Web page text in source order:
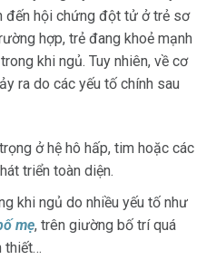
đến hội chứng đột tử ở trẻ sơ
hợp, trẻ đang khoẻ mạnh
khi ngủ. Tuy nhiên, về cơ
ra do các yếu tố chính sau
ở hệ hô hấp, tim hoặc các
triển toàn diện.
khi ngủ do nhiều yếu tố như
mẹ, trên giường bố trí quá
thiết…